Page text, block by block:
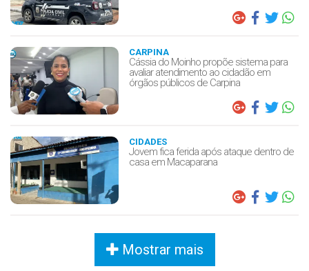
CARPINA
Cássia do Moinho propõe sistema para
avaliar atendimento ao cidadão em
órgãos públicos de Carpina
CIDADES
Jovem fica ferida após ataque dentro de
casa em Macaparana
Mostrar mais